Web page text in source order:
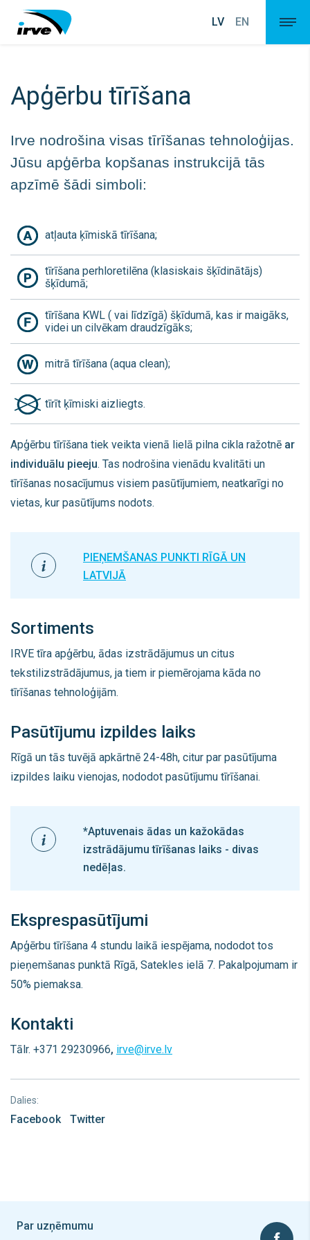
LV EN
Apģērbu tīrīšana
Irve nodrošina visas tīrīšanas tehnoloģijas.
Jūsu apģērba kopšanas instrukcijā tās
apzīmē šādi simboli:
atļauta ķīmiskā tīrīšana;
tīrīšana perhloretilēna (klasiskais šķīdinātājs)
šķīdumā;
tīrīšana KWL ( vai līdzīgā) šķīdumā, kas ir maigāks,
videi un cilvēkam draudzīgāks;
mitrā tīrīšana (aqua clean);
tīrīt ķīmiski aizliegts.
Apģērbu tīrīšana tiek veikta vienā lielā pilna cikla ražotnē ar
individuālu pieeju. Tas nodrošina vienādu kvalitāti un
tīrīšanas nosacījumus visiem pasūtījumiem, neatkarīgi no
vietas, kur pasūtījums nodots.
PIEŅEMŠANAS PUNKTI RĪGĀ UN
LATVIJĀ
Sortiments
IRVE tīra apģērbu, ādas izstrādājumus un citus
tekstilizstrādājumus, ja tiem ir piemērojama kāda no
tīrīšanas tehnoloģijām.
Pasūtījumu izpildes laiks
Rīgā un tās tuvējā apkārtnē 24-48h, citur par pasūtījuma
izpildes laiku vienojas, nododot pasūtījumu tīrīšanai.
*Aptuvenais ādas un kažokādas
izstrādājumu tīrīšanas laiks - divas
nedēļas.
Eksprespasūtījumi
Apģērbu tīrīšana 4 stundu laikā iespējama, nododot tos
pieņemšanas punktā Rīgā, Satekles ielā 7. Pakalpojumam ir
50% piemaksa.
Kontakti
Tālr. +371 29230966, irve@irve.lv
Dalies:
Facebook Twitter
Par uzņēmumu